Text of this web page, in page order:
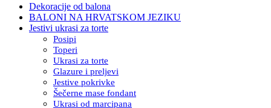
Dekoracije od balona
BALONI NA HRVATSKOM JEZIKU
Jestivi ukrasi za torte
Posipi
Toperi
Ukrasi za torte
Glazure i preljevi
Jestive pokrivke
Šečerne mase fondant
Ukrasi od marcipana